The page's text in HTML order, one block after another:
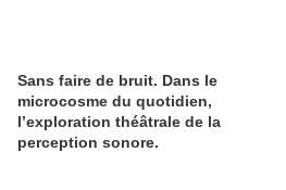
Sans faire de bruit. Dans le
microcosme du quotidien,
l’exploration théâtrale de la
perception sonore.